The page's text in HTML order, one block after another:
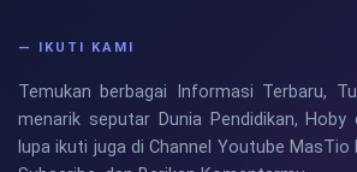
— IKUTI KAMI
Temukan berbagai Informasi Terbaru,
menarik seputar Dunia Pendidikan, Hoby
lupa ikuti juga di Channel Youtube MasTio